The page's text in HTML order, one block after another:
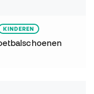
KINDEREN